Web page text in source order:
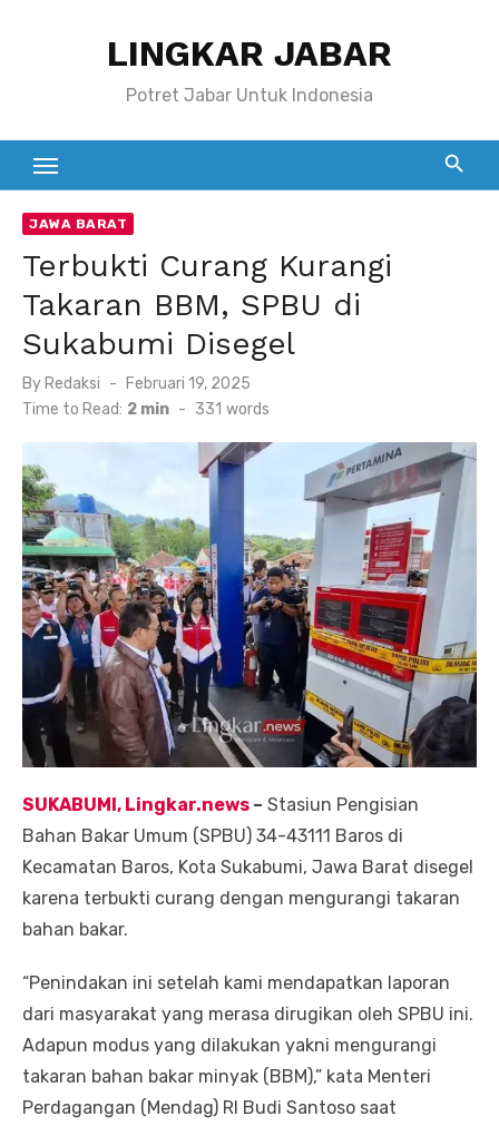
LINGKAR JABAR
Potret Jabar Untuk Indonesia
JAWA BARAT
Terbukti Curang Kurangi
Takaran BBM, SPBU di
Sukabumi Disegel
By Redaksi
Posted
on
Februari 19, 2025
Time to Read: 2 min - 331 words
SUKABUMI, Lingkar.news – Stasiun Pengisian
Bahan Bakar Umum (SPBU) 34-43111 Baros di
Kecamatan Baros, Kota Sukabumi, Jawa Barat disegel
karena terbukti curang dengan mengurangi takaran
bahan bakar.
“Penindakan ini setelah kami mendapatkan laporan
dari masyarakat yang merasa dirugikan oleh SPBU ini.
Adapun modus yang dilakukan yakni mengurangi
takaran bahan bakar minyak (BBM),” kata Menteri
Perdagangan (Mendag) RI Budi Santoso saat